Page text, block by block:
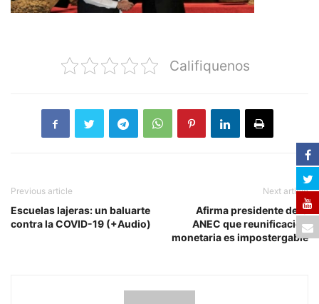
Califiquenos
Previous article
Escuelas lajeras: un baluarte
contra la COVID-19 (+Audio)
Next article
Afirma presidente de la
ANEC que reunificación
monetaria es impostergable